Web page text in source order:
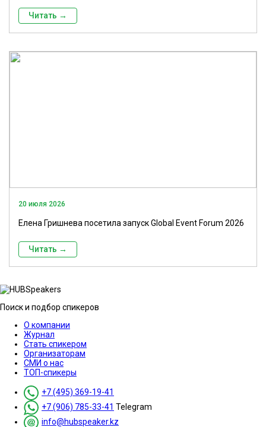
Читать →
20 июля 2026
Елена Гришнева посетила запуск Global Event Forum 2026
Читать →
Поиск и подбор спикеров
О компании
Журнал
Стать спикером
Организаторам
СМИ о нас
ТОП-спикеры
+7 (495) 369-19-41
+7 (906) 785-33-41 Telegram
info@hubspeaker.kz